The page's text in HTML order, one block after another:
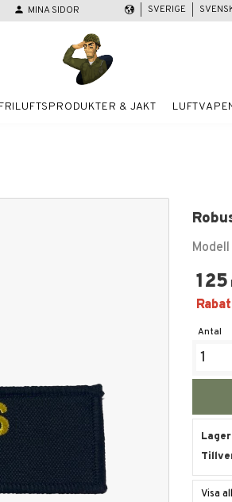
person MINA SIDOR SVERIGE
FRILUFTSPRODUKTER & JAKT
125
Antal
Visa